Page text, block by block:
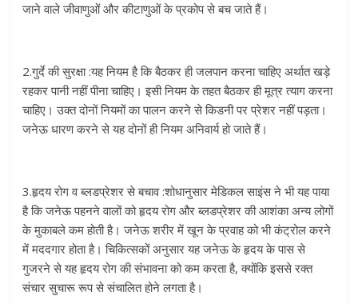
जाने वाले जीवाणुओं और कीटाणुओं के प्रकोप से बच जाते हैं।
2.गुर्दे की सुरक्षा :यह नियम है कि बैठकर ही जलपान करना चाहिए अर्थात खड़े
रहकर पानी नहीं पीना चाहिए। इसी नियम के तहत बैठकर ही मूत्र त्याग करना
चाहिए। उक्त दोनों नियमों का पालन करने से किडनी पर प्रेशर नहीं पड़ता।
जनेऊ धारण करने से यह दोनों ही नियम अनिवार्य हो जाते हैं।
3.हृदय रोग व ब्लडप्रेशर से बचाव :शोधानुसार मेडिकल साइंस ने भी यह पाया
है कि जनेऊ पहनने वालों को हृदय रोग और ब्लडप्रेशर की आशंका अन्य लोगों
के मुकाबले कम होती है। जनेऊ शरीर में खून के प्रवाह को भी कंट्रोल करने
में मददगार होता है। ‍चिकित्सकों अनुसार यह जनेऊ के हृदय के पास से
गुजरने से यह हृदय रोग की संभावना को कम करता है, क्योंकि इससे रक्त
संचार सुचारू रूप से संचालित होने लगता है।